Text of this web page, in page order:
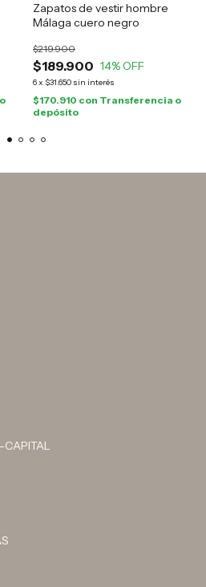
Zapatos de vestir hombre
Málaga cuero negro
$189.900
$219.900
14% OFF
6x $31.650 sin interés
$170.910 con Transferencia o
depósito
CAPITAL